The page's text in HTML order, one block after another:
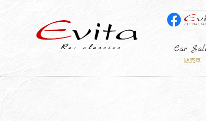
Car
販売車